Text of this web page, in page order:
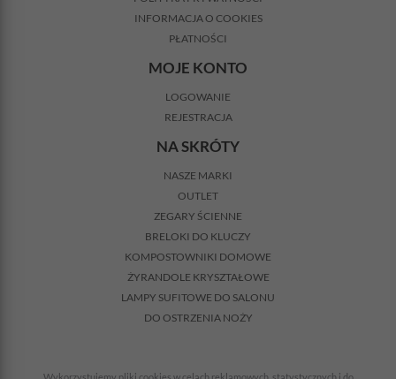
INFORMACJA O COOKIES
PŁATNOŚCI
MOJE KONTO
LOGOWANIE
REJESTRACJA
NA SKRÓTY
NASZE MARKI
OUTLET
ZEGARY ŚCIENNE
BRELOKI DO KLUCZY
KOMPOSTOWNIKI DOMOWE
ŻYRANDOLE KRYSZTAŁOWE
LAMPY SUFITOWE DO SALONU
DO OSTRZENIA NOŻY